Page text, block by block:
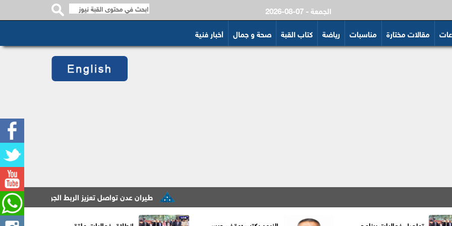
2026-08-07 - الجمعة
مقالات مختارة مناسبات رياضة كتاب القبة صحة و جمال أخبار فنية
طيران عدن تواصل تعزيز الربط الجوي برحلات أسبوعية